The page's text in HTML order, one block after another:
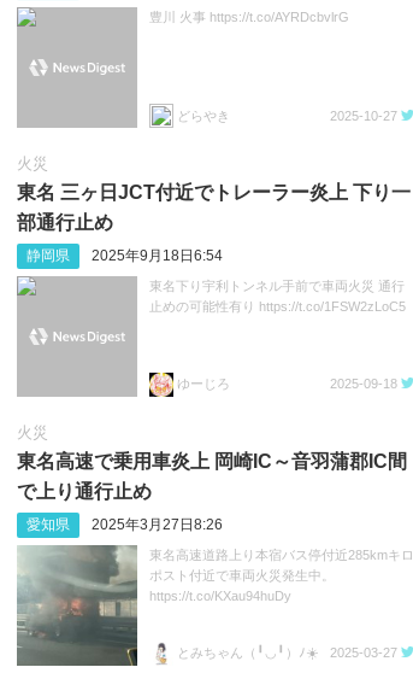
豊川 火事 https://t.co/AYRDcbvlrG
どらやき 2025-10-27
火災
東名 三ヶ日JCT付近でトレーラー炎上 下り一
部通行止め
静岡県 2025年9月18日6:54
東名下り宇利トンネル手前で車両火災 通行
止めの可能性有り https://t.co/1FSW2zLoC5
ゆーじろ 2025-09-18
火災
東名高速で乗用車炎上 岡崎IC～音羽蒲郡IC間
で上り通行止め
愛知県 2025年3月27日8:26
東名高速道路上り本宿バス停付近285kmキロ
ポスト付近で車両火災発生中。
https://t.co/KXau94huDy
とみちゃん（╹◡╹）ﾉ☀️ 2025-03-27